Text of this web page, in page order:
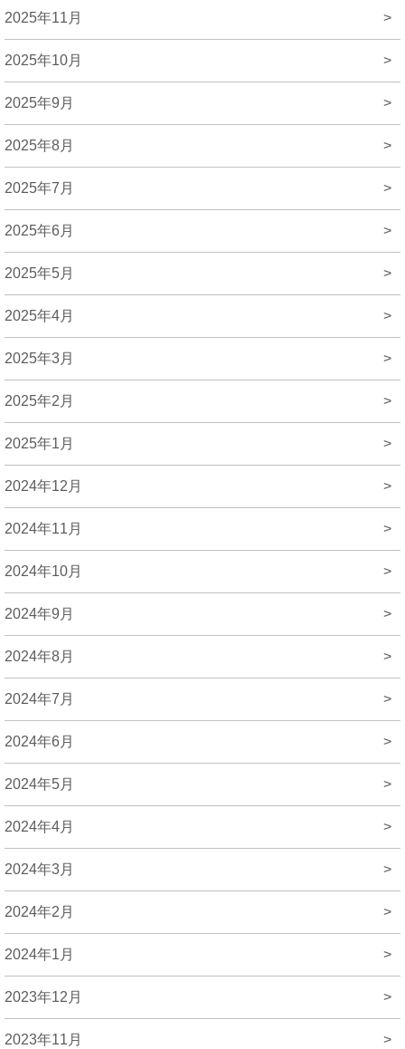
2025年11月 >
2025年10月 >
2025年9月 >
2025年8月 >
2025年7月 >
2025年6月 >
2025年5月 >
2025年4月 >
2025年3月 >
2025年2月 >
2025年1月 >
2024年12月 >
2024年11月 >
2024年10月 >
2024年9月 >
2024年8月 >
2024年7月 >
2024年6月 >
2024年5月 >
2024年4月 >
2024年3月 >
2024年2月 >
2024年1月 >
2023年12月 >
2023年11月 >